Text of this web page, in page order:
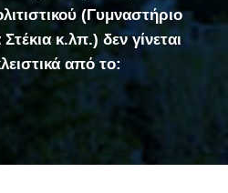
(Γυμναστήριο
κ.λπ.) δεν γίνεται
από το: